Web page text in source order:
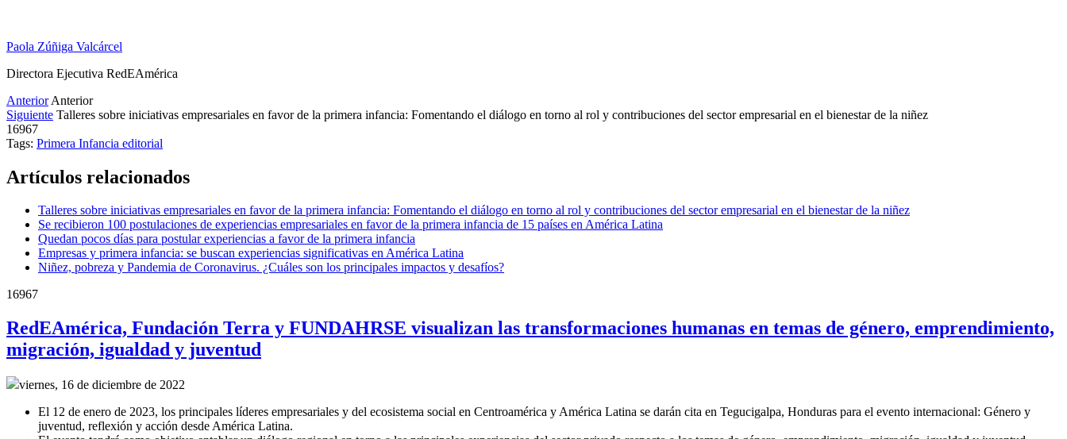
Paola Zúñiga Valcárcel
Directora Ejecutiva RedEAmérica
Anterior Anterior
Siguiente Talleres sobre iniciativas empresariales en favor de la primera infancia: Fomentando el diálogo en torno al rol y contribuciones del sector empresarial en el bienestar de la niñez
16967
Tags: Primera Infancia editorial
Artículos relacionados
Talleres sobre iniciativas empresariales en favor de la primera infancia: Fomentando el diálogo en torno al rol y contribuciones del sector empresarial en el bienestar de la niñez
Se recibieron 100 postulaciones de experiencias empresariales en favor de la primera infancia de 15 países en América Latina
Quedan pocos días para postular experiencias a favor de la primera infancia
Empresas y primera infancia: se buscan experiencias significativas en América Latina
Niñez, pobreza y Pandemia de Coronavirus. ¿Cuáles son los principales impactos y desafíos?
16967
RedEAmérica, Fundación Terra y FUNDAHRSE visualizan las transformaciones humanas en temas de género, emprendimiento,
migración, igualdad y juventud
viernes, 16 de diciembre de 2022
El 12 de enero de 2023, los principales líderes empresariales y del ecosistema social en Centroamérica y América Latina se darán cita en Tegucigalpa, Honduras para el evento internacional: Género y
juventud, reflexión y acción desde América Latina.